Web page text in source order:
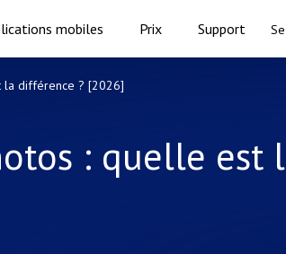
mobiles Prix Support
la différence ? [2026]
: quelle est